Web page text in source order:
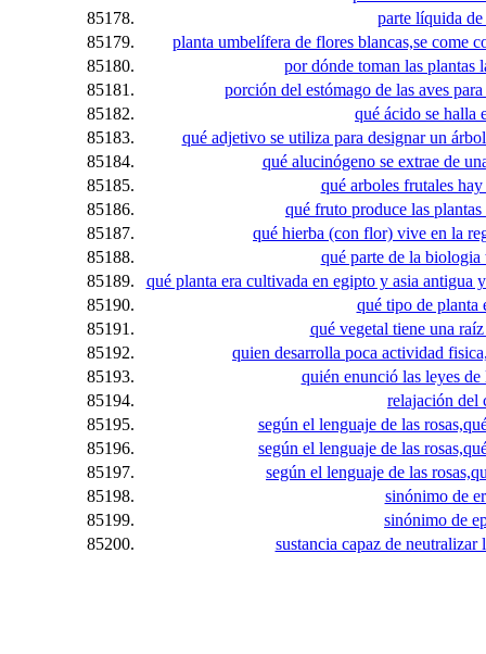
85178.
parte líquida de
85179.
planta umbelífera de flores blancas,se come
85180.
por dónde toman las plantas
85181.
porción del estómago de las aves
85182.
qué ácido se halla
85183.
qué adjetivo se utiliza para designar un
85184.
qué alucinógeno se extrae de
85185.
qué arboles frutales
85186.
qué fruto produce las
85187.
qué hierba (con flor) vive en la
85188.
qué parte de la biologia
85189.
qué planta era cultivada en egipto y asia
85190.
qué tipo de planta
85191.
qué vegetal tiene una
85192.
quien desarrolla poca actividad
85193.
quién enunció las leyes
85194.
relajación del
85195.
según el lenguaje de las
85196.
según el lenguaje de las
85197.
según el lenguaje de las
85198.
sinónimo de
85199.
sinónimo de
85200.
sustancia capaz de neutralizar